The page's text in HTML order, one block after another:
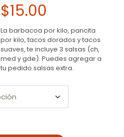
$15.00
La barbacoa por kilo, pancita
por kilo, tacos dorados y tacos
suaves, te incluye 3 salsas (ch,
med y gde). Puedes agregar a
tu pedido salsas extra.